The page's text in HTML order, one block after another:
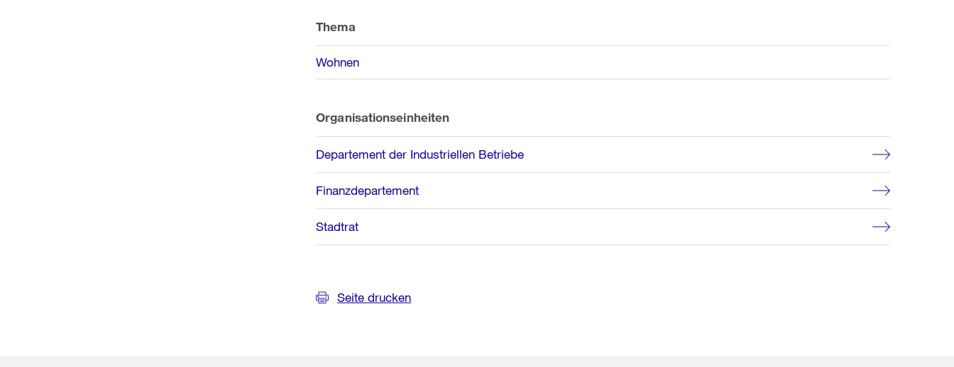
Thema
Wohnen
Organisationseinheiten
Departement der Industriellen Betriebe
Finanzdepartement
Stadtrat
Seite drucken